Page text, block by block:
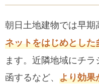
朝日土地建物では早期
ネットをはじめとし
ます。近隣地域にチ
函するなど、 より効果